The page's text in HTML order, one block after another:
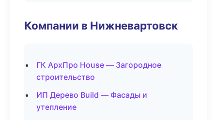
Компании в Нижневартовск
ГК АрхПро House — Загородное
строительство
ИП Дерево Build — Фасады и
утепление